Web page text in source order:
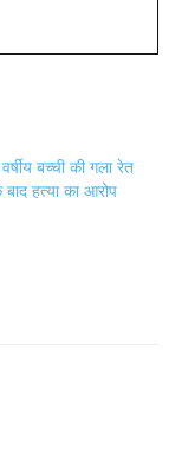
बच्ची की गला रेत
बाद हत्या का आरोप